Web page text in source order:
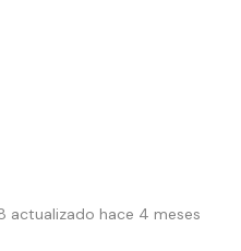
actualizado hace 4 meses